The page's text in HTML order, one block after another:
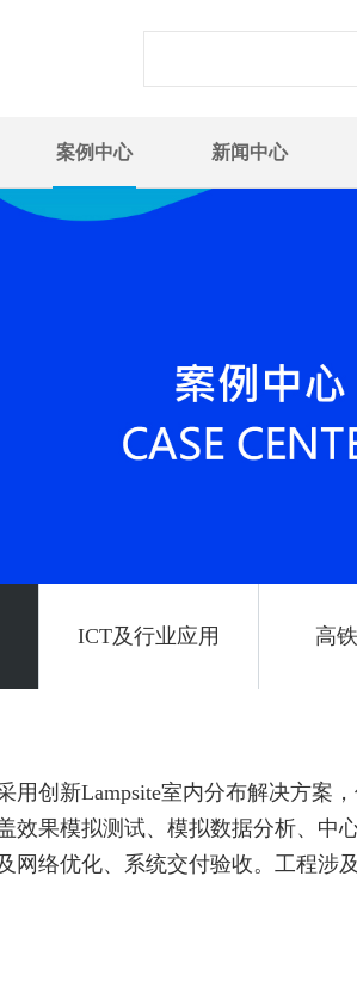
案例中心 新闻中心
ICT及行业应用 高
用创新Lampsite室内分布解决方案
效果模拟测试、模拟数据分析、中
网络优化、系统交付验收。工程涉